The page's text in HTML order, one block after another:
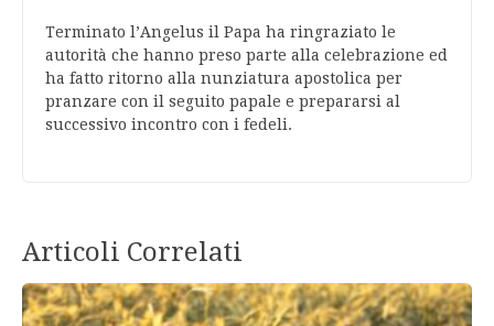
Terminato l’Angelus il Papa ha ringraziato le
autorità che hanno preso parte alla celebrazione ed
ha fatto ritorno alla nunziatura apostolica per
pranzare con il seguito papale e prepararsi al
successivo incontro con i fedeli.
Articoli Correlati